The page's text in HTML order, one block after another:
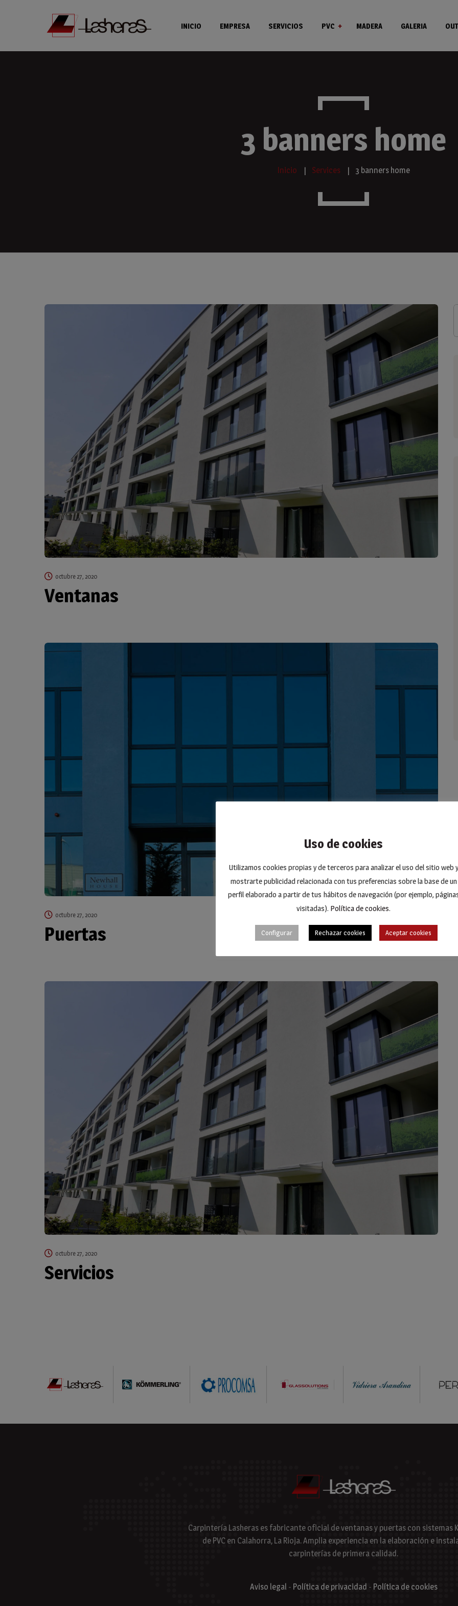
INICIO EMPRESA SERVICIOS PVC MADERA GALERIA
3 banners home
Inicio Services 3 banners home
octubre 27, 2020
Ventanas
octubre 27, 2020
Puertas
octubre 27, 2020
Servicios
Carpintería Lasheras es fabricante oficial de ventanas y puertas con sistemas
de PVC en Calahorra, La Rioja. Amplia experiencia en la elaboración e
carpinterías de primera calidad.
Aviso legal - Política de privacidad - Política de cookies
Uso de cookies
Utilizamos cookies propias y de terceros para analizar el uso del sitio web y
mostrarte publicidad relacionada con tus preferencias sobre la base de un
perfil elaborado a partir de tus hábitos de navegación (por ejemplo,
visitadas). Política de cookies.
Configurar Rechazar cookies Aceptar cookies